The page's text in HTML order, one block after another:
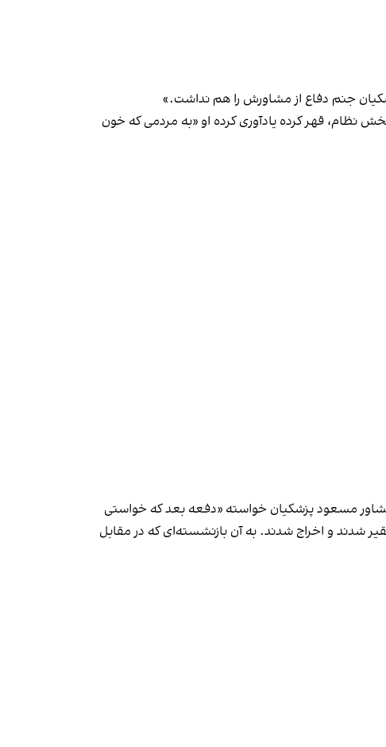
جنم دفاع از مشاورش را هم نداشت.»
قهر کرده یادآوری کرده او «به مردمی که خون
مسعود پزشکیان خواسته «دفعه بعد که خواستی
شدند و اخراج شدند. به آن بازنشسته‌ای که در مقابل